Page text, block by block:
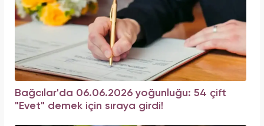
Bağcılar'da 06.06.2026 yoğunluğu: 54 çift
"Evet" demek için sıraya girdi!